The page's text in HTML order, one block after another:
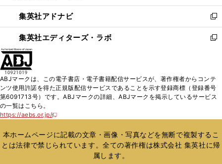
開
く
ウ
で
開
く
ン
ド
ウ
で
ウ
ィ
ン
ド
く
集英社アドナビ
新
し
い
ド
ウ
で
集英社エディターズ・ラボ
新
ィ
ン
ド
開
く
ABJマークは、この電子書店・電子書籍配信サービスが、著作権者からコンテ
ンツ使用許諾を得た正規版配信サービスであることを示す登録商標（登録番号
第6091713号）です。ABJマークの詳細、ABJマークを掲示しているサービス
の一覧はこちら。
https://aebs.or.jp/
新
い
ウ
ィ
本ホームページに記載の文章・画像・写真などを無断で複製するこ
とは法律で禁じられています。全ての著作権は株式会社 集英社に帰
属します。